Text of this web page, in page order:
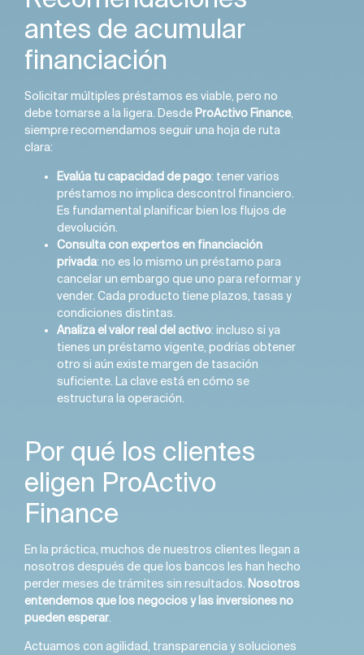
antes de acumular
financiación
Solicitar múltiples préstamos es viable, pero no
debe tomarse a la ligera. Desde ProActivo Finance,
siempre recomendamos seguir una hoja de ruta
clara:
Evalúa tu capacidad de pago: tener varios
préstamos no implica descontrol financiero.
Es fundamental planificar bien los flujos de
devolución.
Consulta con expertos en financiación
privada: no es lo mismo un préstamo para
cancelar un embargo que uno para reformar y
vender. Cada producto tiene plazos, tasas y
condiciones distintas.
Analiza el valor real del activo: incluso si ya
tienes un préstamo vigente, podrías obtener
otro si aún existe margen de tasación
suficiente. La clave está en cómo se
estructura la operación.
Por qué los clientes
eligen ProActivo
Finance
En la práctica, muchos de nuestros clientes llegan a
nosotros después de que los bancos les han hecho
perder meses de trámites sin resultados. Nosotros
entendemos que los negocios y las inversiones no
pueden esperar
Actuamos con agilidad, transparencia y soluciones